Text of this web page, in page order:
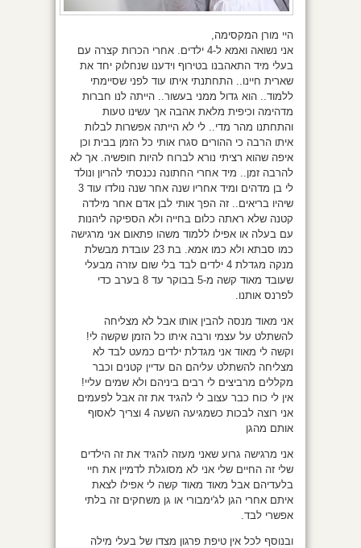
היי מורן המקסימה,
אני נשואה ואמא ל-4 ילדים. אחרי הכרות קצרה עם
בעלי מיד התאהבנו בטירוף וידענו שנחלוק יחד את
שארית חיינו.. התחתנתי איתו עוד לפני שסיימתי
ללמוד.. הוא גדול ממני בעשור.. הייתה לנו חברות
מדהימה וכיפית מלאת אהבה אך עשינו טעות
והתחתנו מהר מדי.. לי לא הייתה אפשרות לבלות
איתו הרבה כי ההורים סגרו אותי כל הזמן בבית וכן
איפה שהוא רציתי נורא לברוח להיות חופשיה. אך לא
להרבה זמן.. מיד אחרי החתונה נכנסתי להריון ונולד
לי בן מדהים ומיד אחריו שנה אחר שנה נולדו עוד 3
שיהיו בריאים.. זה הפך אותי לבן אדם אחר מילדה
קטנה שלא ראתה כלום בחייה ולא הספיקה ליהנות
עם בעלה או אפילו ללמוד משהו פתאום אני מרגישה
כמו סבתא ולא כמו אמא. בת 23 עובדת מבשלת
מנקה מגדלת 4 ילדים לבד בלי שום עזרה מבעלי
שעובד מאוד קשה מ-5 בבוקר עד 8 בערב כדי
לפרנס אותנו.
אני מאוד מנסה להבין אותו אבל לא מצליחה
להשתלט על עצמי ורבה איתו כל הזמן שקשה לי!
וקשה לי מאוד אני מגדלת ילדים כמעט לבד לא
מצליחה להשתלט עליהם הם עדיין קטנים וכבר
מקללים מרביצים לי רבים ביניהם ולא שמים עליי!
אין לי כוח כבר עצוב לי להגיד את זה אבל לפעמים
אני רוצה לבכות כשמגיעה השעה 4 וצריך לאסוף
אותם מהגן
אני מרגישה גרוע שאני מעזה להגיד את זה הילדים
שלי זה החיים שלי אני לא מסוגלת לדמיין את חיי
בלעדיהם אבל מאוד מאוד קשה לי אפילו לצאת
איתם אחרי הגן לג'ימבורי או גן משחקים זה בלתי
אפשרי לבד.
ובנוסף לכל אין טיפת פרגון מצדו של בעלי מילה